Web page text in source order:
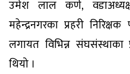
उमेश लाल कर्ण,
महेन्द्रनगरका प्रहरी
लगायत विभिन्न संघसंस्थाका
थियो ।